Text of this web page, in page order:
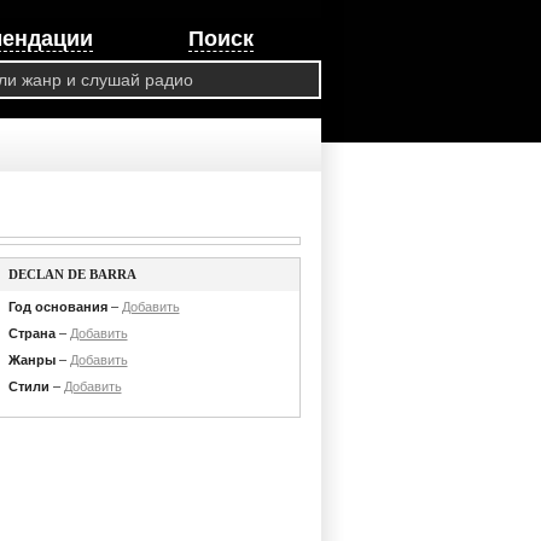
Поиск
DECLAN DE BARRA
Год основания– Добавить
Страна– Добавить
Жанры– Добавить
Стили – Добавить